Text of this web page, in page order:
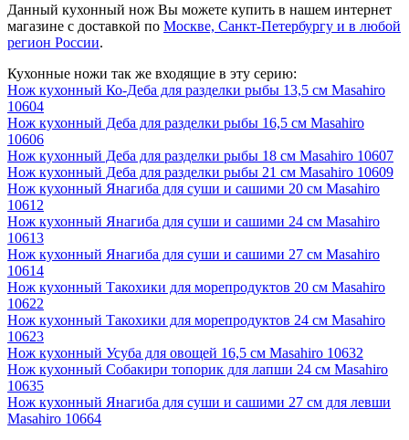
Данный кухонный нож Вы можете купить в нашем интернет
магазине с доставкой по Москве, Санкт-Петербургу и в любой
регион России.
Кухонные ножи так же входящие в эту серию:
Нож кухонный Ко-Деба для разделки рыбы 13,5 см Masahiro
10604
Нож кухонный Деба для разделки рыбы 16,5 см Masahiro
10606
Нож кухонный Деба для разделки рыбы 18 см Masahiro 10607
Нож кухонный Деба для разделки рыбы 21 см Masahiro 10609
Нож кухонный Янагиба для суши и сашими 20 см Masahiro
10612
Нож кухонный Янагиба для суши и сашими 24 см Masahiro
10613
Нож кухонный Янагиба для суши и сашими 27 см Masahiro
10614
Нож кухонный Такохики для морепродуктов 20 см Masahiro
10622
Нож кухонный Такохики для морепродуктов 24 см Masahiro
10623
Нож кухонный Усуба для овощей 16,5 см Masahiro 10632
Нож кухонный Собакири топорик для лапши 24 см Masahiro
10635
Нож кухонный Янагиба для суши и сашими 27 cм для левши
Masahiro 10664